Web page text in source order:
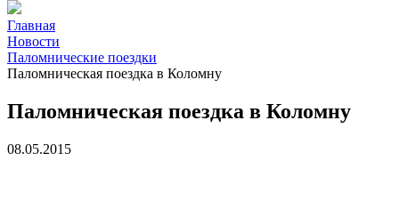
Главная
Новости
Паломнические поездки
Паломническая поездка в Коломну
Паломническая поездка в Коломну
08.05.2015